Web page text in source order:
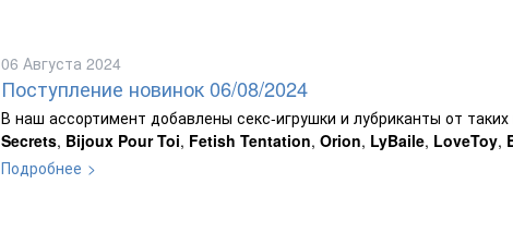
06 Августа 2024
Поступление новинок 06/08/2024
В наш ассортимент добавлены секс-игрушки и лубриканты от
Secrets, Bijoux Pour Toi, Fetish Tentation, Orion, LyBaile, LoveToy,
Подробнее